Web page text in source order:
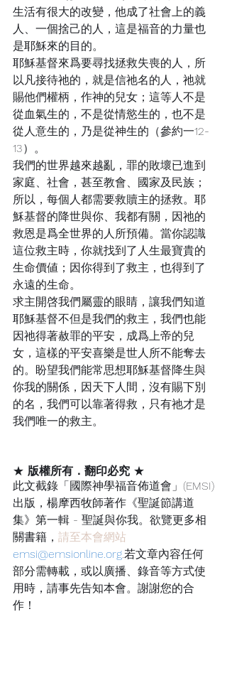
生活有很大的改變，他成了社會上的義
人、一個捨己的人，這是福音的力量也
是耶穌來的目的。
耶穌基督來爲要尋找拯救失喪的人，所
以凡接待祂的，就是信祂名的人，祂就
賜他們權柄，作神的兒女；這等人不是
從血氣生的，不是從情慾生的，也不是
從人意生的，乃是從神生的（參約一12-
13）。
我們的世界越來越亂，罪的敗壞已進到
家庭、社會，甚至教會、國家及民族；
所以，每個人都需要救贖主的拯救。耶
穌基督的降世與你、我都有關，因祂的
救恩是爲全世界的人所預備。當你認識
這位救主時，你就找到了人生最寶貴的
生命價値；因你得到了救主，也得到了
永遠的生命。
求主開啓我們屬靈的眼睛，讓我們知道
耶穌基督不但是我們的救主，我們也能
因祂得著赦罪的平安，成爲上帝的兒
女，這樣的平安喜樂是世人所不能奪去
的。盼望我們能常思想耶穌基督降生與
你我的關係，因天下人間，沒有賜下別
的名，我們可以靠著得救，只有祂才是
我們唯一的救主。
★ 版權所有．翻印必究 ★
此文截錄「國際神學福音佈道會」(EMSI)
出版，楊摩西牧師著作《聖誕節講道
集》第一輯 - 聖誕與你我。欲覽更多相
關書籍， 請至本會網站
emsi@emsionline.org.若文章內容任何
部分需轉載，或以廣播、錄音等方式使
用時，請事先告知本會。謝謝您的合
作！